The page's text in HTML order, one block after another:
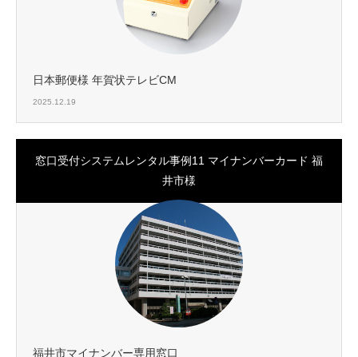
日本郵便様 年賀状テレビCM
2025.12.19
窓口受付システムレンタル事例11 マイナンバーカード 福
井市様
福井市マイナンバー専用窓口